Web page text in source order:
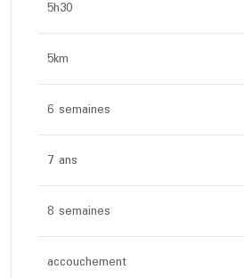
5h30
5km
6 semaines
7 ans
8 semaines
accouchement